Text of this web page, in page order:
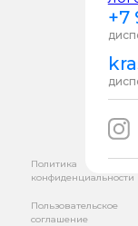
+7
Политика
конфиденциальности
Пользовательское
соглашение